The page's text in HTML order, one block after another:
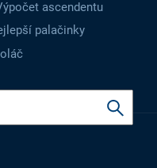
ascendentu
palačinky